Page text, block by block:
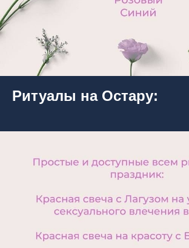
Ритуалы на Остару: